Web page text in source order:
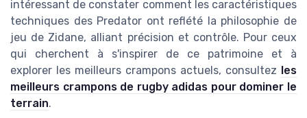
intéressant de constater comment les caractéristiques
techniques des Predator ont reflété la philosophie de
jeu de Zidane, alliant précision et contrôle. Pour ceux
qui cherchent à s'inspirer de ce patrimoine et à
explorer les meilleurs crampons actuels, consultez les
meilleurs crampons de rugby adidas pour dominer le
terrain.